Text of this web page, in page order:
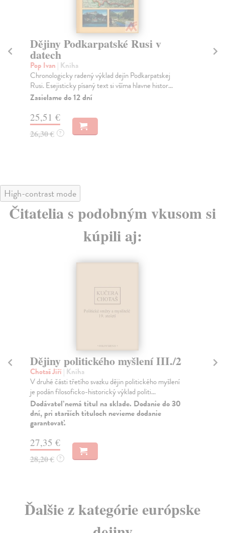
Dějiny Podkarpatské Rusi v
datech
Pop Ivan | Kniha
Chronologicky radený výklad dejín Podkarpatskej
Rusi. Esejisticky písaný text si všíma hlavne histor...
Zasielame do 12 dní
25,51 €
26,30 € ?
High-contrast mode
Čitatelia s podobným vkusom si
kúpili aj:
Dějiny politického myšlení III./2
Chotaš Jiří | Kniha
V druhé části třetího svazku dějin politického myšlení
je podán filosoficko-historický výklad politi...
Dodávateľ nemá titul na sklade. Dodanie do 30
dní, pri starších tituloch nevieme dodanie
garantovať.
27,35 €
28,20 € ?
Ďalšie z kategórie európske